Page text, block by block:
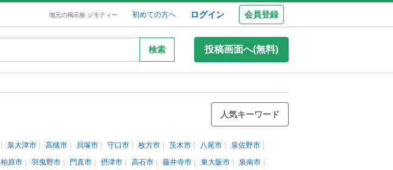
地元の掲示板 ジモティー 初めての方へ ログイン 会員登録
検索 投稿画面へ(無料)
人気キーワード
泉大津市 高槻市 貝塚市 守口市 枚方市 茨木市 八尾市
泉佐野市
柏原市 羽曳野市 門真市 摂津市 高石市 藤井寺市 東大阪市
泉南市